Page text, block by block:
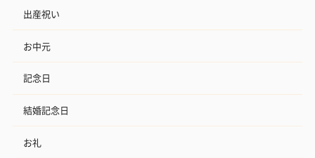
出産祝い
お中元
記念日
結婚記念日
お礼